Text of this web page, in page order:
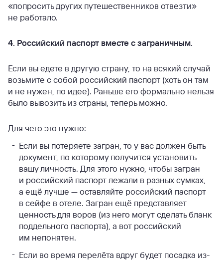
«попросить других путешественников отвезти»
не работало.
4. Российский паспорт вместе с заграничным.
Если вы едете в другую страну, то на всякий случай
возьмите с собой российский паспорт (хоть он там
и не нужен, по идее). Раньше его формально нельзя
было вывозить из страны, теперь можно.
Для чего это нужно:
Если вы потеряете загран, то у вас должен быть
документ, по которому получится установить
вашу личность. Для этого нужно, чтобы загран
и российский паспорт лежали в разных сумках,
а ещё лучше — оставляйте российский паспорт
в сейфе в отеле. Загран ещё представляет
ценность для воров (из него могут сделать бланк
поддельного паспорта), а вот российский
им непонятен.
Если во время перелёта вдруг будет посадка из-